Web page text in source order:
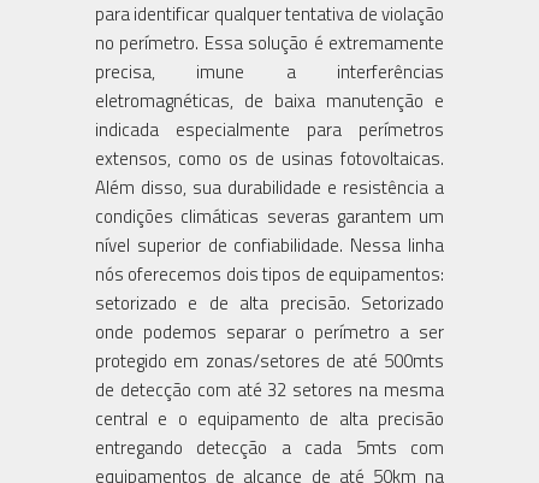
para identificar qualquer tentativa de violação
no perímetro. Essa solução é extremamente
precisa, imune a interferências
eletromagnéticas, de baixa manutenção e
indicada especialmente para perímetros
extensos, como os de usinas fotovoltaicas.
Além disso, sua durabilidade e resistência a
condições climáticas severas garantem um
nível superior de confiabilidade. Nessa linha
nós oferecemos dois tipos de equipamentos:
setorizado e de alta precisão. Setorizado
onde podemos separar o perímetro a ser
protegido em zonas/setores de até 500mts
de detecção com até 32 setores na mesma
central e o equipamento de alta precisão
entregando detecção a cada 5mts com
equipamentos de alcance de até 50km na